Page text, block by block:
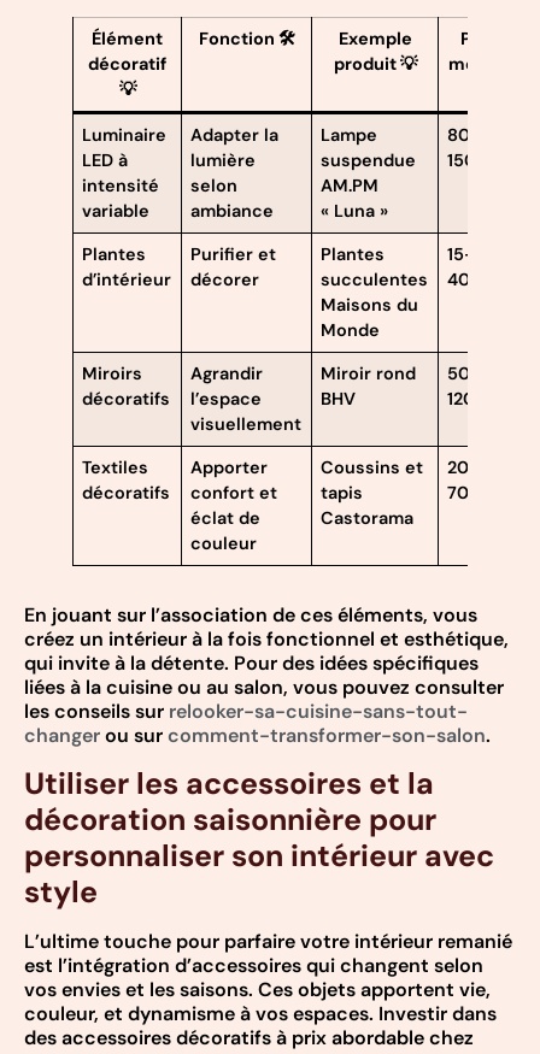
Élément
décoratif
💡
Fonction 🛠️
Exemple
produit 💡
Prix
moyen
Luminaire
LED à
intensité
variable
Adapter la
lumière
selon
ambiance
Lampe
suspendue
AM.PM
« Luna »
80-
150€
Plantes
d’intérieur
Purifier et
décorer
Plantes
succulentes
Maisons du
Monde
15-
40€
Miroirs
décoratifs
Agrandir
l’espace
visuellement
Miroir rond
BHV
50-
120€
Textiles
décoratifs
Apporter
confort et
éclat de
couleur
Coussins et
tapis
Castorama
20-
70€
En jouant sur l’association de ces éléments, vous
créez un intérieur à la fois fonctionnel et esthétique,
qui invite à la détente. Pour des idées spécifiques
liées à la cuisine ou au salon, vous pouvez consulter
les conseils sur relooker-sa-cuisine-sans-tout-
changerou surcomment-transformer-son-salon.
Utiliser les accessoires et la
décoration saisonnière pour
personnaliser son intérieur avec
style
L’ultime touche pour parfaire votre intérieur remanié
est l’intégration d’accessoires qui changent selon
vos envies et les saisons. Ces objets apportent vie,
couleur, et dynamisme à vos espaces. Investir dans
des accessoires décoratifs à prix abordable chez